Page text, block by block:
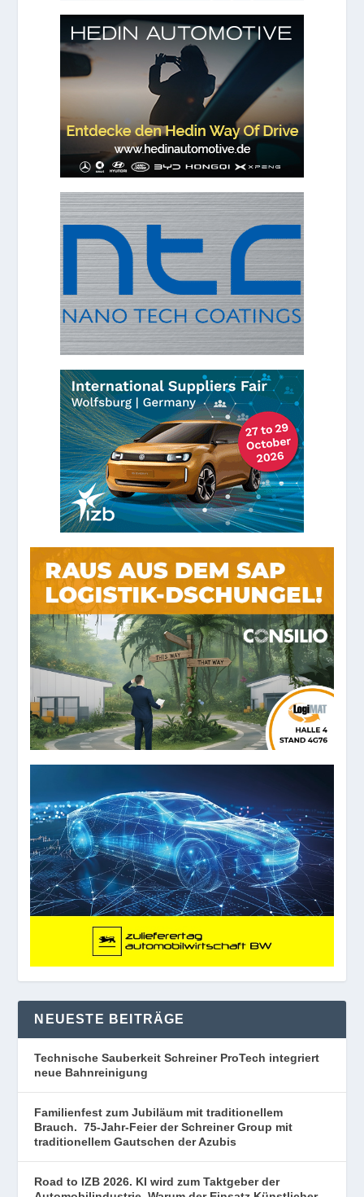
NEUESTE BEITRÄGE
Technische Sauberkeit Schreiner ProTech integriert
neue Bahnreinigung
Familienfest zum Jubiläum mit traditionellem
Brauch. 75-Jahr-Feier der Schreiner Group mit
traditionellem Gautschen der Azubis
Road to IZB 2026. KI wird zum Taktgeber der